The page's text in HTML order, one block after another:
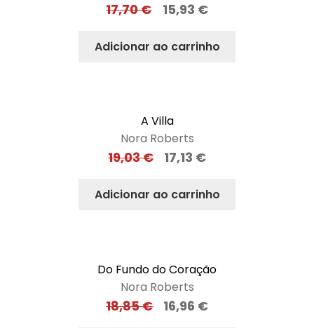
17,70€ 15,93 €
Adicionar ao carrinho
A Villa
Nora Roberts
19,03€ 17,13 €
Adicionar ao carrinho
Do Fundo do Coração
Nora Roberts
18,85€ 16,96 €